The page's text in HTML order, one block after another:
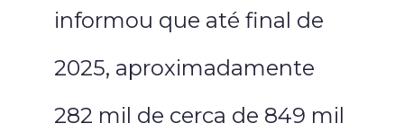
informou que até final de
2025, aproximadamente
282 mil de cerca de 849 mil